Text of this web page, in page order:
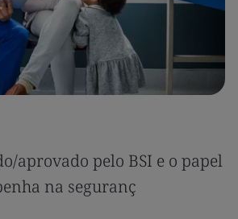
aprovado pelo BSI e o papel
na seguranç